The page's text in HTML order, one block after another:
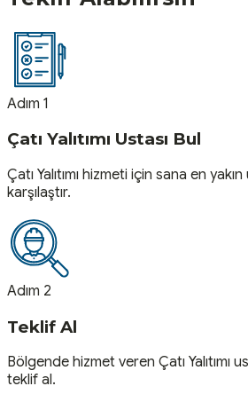
Adım 1
Çatı Yalıtımı Ustası Bul
Çatı Yalıtımı hizmeti için sana en
karşılaştır.
Adım 2
Teklif Al
Bölgende hizmet veren Çatı Yalıtımı
teklif al.